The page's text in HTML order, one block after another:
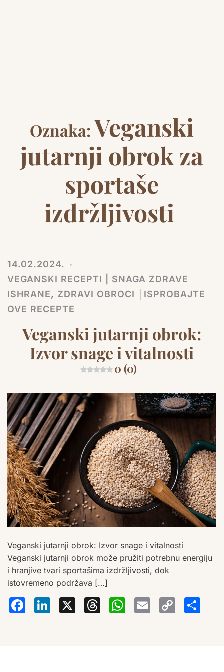
Oznaka:Veganski
jutarnji obrok za
sportaše
izdržljivosti
14.02.2024.
VEGANSKI RECEPTI | SNAGA ZDRAVE
ISHRANE, ZDRAVI OBROCI │ISPROBAJTE
OVE RECEPTE
Veganski jutarnji obrok:
Izvor snage i vitalnosti
0 (0)
Veganski jutarnji obrok: Izvor snage i vitalnosti
Veganski jutarnji obrok može pružiti potrebnu energiju
i hranjive tvari sportašima izdržljivosti, dok
istovremeno podržava […]
Facebook
LinkedIn
X Threads
Email